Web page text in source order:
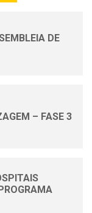
DE
– FASE 3